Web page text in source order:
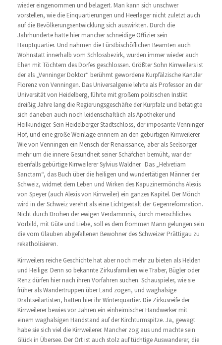
wieder eingenommen und belagert. Man kann sich unschwer
vorstellen, wie die Einquartierungen und Heerlager nicht zuletzt auch
auf die Bevölkerungsentwicklung sich auswirkten. Durch die
Jahrhunderte hatte hier mancher schneidige Offizier sein
Hauptquartier. Und nahmen die Fürstbischöflichen Beamten auch
Wohnstatt innerhalb vom Schlossbezirk, wurden immer wieder auch
Ehen mit Töchtern des Dorfes geschlossen. Größter Sohn Kirrweilers ist
der als „Venninger Doktor“ berühmt gewordene Kurpfälzische Kanzler
Florenz von Venningen. Das Universalgenie lehrte als Professor an der
Universität von Heidelberg, führte mit großem politischen Instikt
dreißig Jahre lang die Regierungsgeschäfte der Kurpfalz und betätigte
sich daneben auch noch leidenschaftlich als Apotheker und
Heilkundiger. Sein Heidelberger Stadtschloss, der imposante Venninger
Hof, und eine große Weinlage erinnern an den gebürtigen Kirrweilerer.
Wie von Venningen ein Mensch der Renaissance, aber als Seelsorger
mehr um die innere Gesundheit seiner Schäfchen bemüht, war der
ebenfalls gebürtige Kirrweilerer Sylvius Waldner. Das „Helvetiam
Sanctam“, das Buch über die heiligen und wundertätigen Männer der
Schweiz, widmet dem Leben und Wirken des Kapuzinermönchs Alexis
von Speyer (auch Alexis von Kirrweiler) ein ganzes Kapitel. Der Mönch
wird in der Schweiz verehrt als eine Lichtgestalt der Gegenrefomration.
Nicht durch Drohen der ewigen Verdammnis, durch menschliches
Vorbild, mit Güte und Liebe, soll es dem frommen Mann gelungen sein
die vom Glauben abgefallenen Bewohner des Schweizer Prättigau zu
rekatholisieren.
Kirrweilers reiche Geschichte hat aber noch mehr zu bieten als Helden
und Heilige: Denn so bekannte Zirkusfamilien wie Traber, Bügler oder
Renz dürfen hier nach ihren Vorfahren suchen. Schauspieler, wie sie
früher als Wandertruppen über Land zogen, und waghalsige
Drahtseilartisten, hatten hier ihr Winterquartier. Die Zirkusreife der
Kirrweilerer bewies vor Jahren ein einheimischer Handwerker mit
einem waghalsigen Handstand auf der Kirchturmspitze. Ja, gewagt
habe sie sich viel die Kirrweilerer. Mancher zog aus und machte sein
Glück in Übersee. Der Ort ist auch stolz auf tüchtige Auswanderer, die